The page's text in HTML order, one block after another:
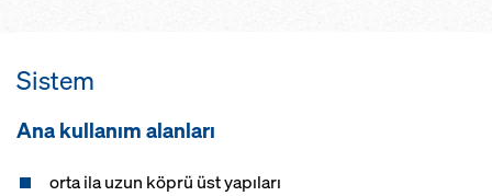
Sistem
Ana kullanım alanları
orta ila uzun köprü üst yapıları